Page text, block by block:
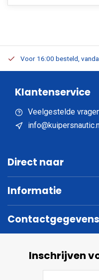
Voor 16:00 besteld,
Klantenservice
Veelgestelde
Direct naar
Informatie
Contactgegevens
Inschrijven